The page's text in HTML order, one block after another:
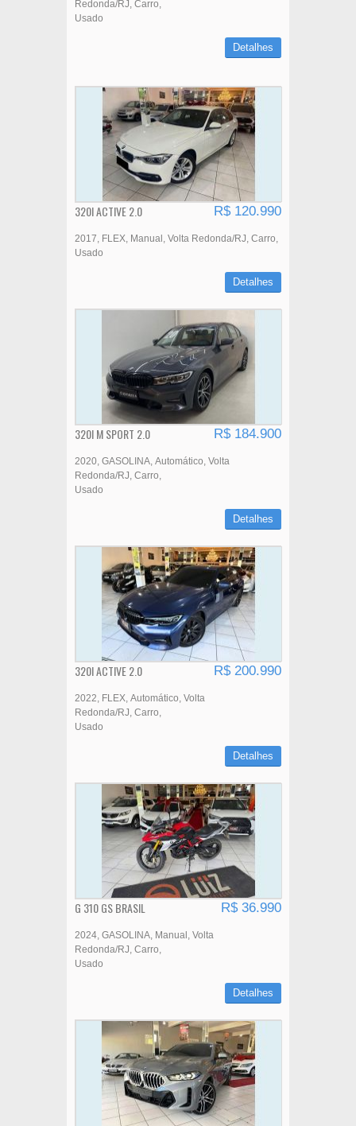
Redonda/RJ Carro
Usado
Detalhes
320I ACTIVE 2.0 R$ 120.990
2017 FLEX Manual Volta Redonda/RJ Carro
Usado
Detalhes
320I M SPORT 2.0 R$ 184.900
2020 GASOLINA Automático Volta
Redonda/RJ Carro
Usado
Detalhes
320I ACTIVE 2.0 R$ 200.990
2022 FLEX Automático Volta
Redonda/RJ Carro
Usado
Detalhes
G 310 GS BRASIL R$ 36.990
2024 GASOLINA Manual
Volta
Redonda/RJ Carro
Usado
Detalhes